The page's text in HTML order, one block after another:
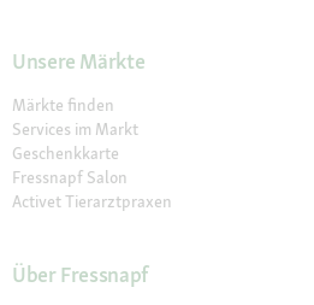
Unsere Märkte
Märkte finden
Services im Markt
Geschenkkarte
Fressnapf Salon
Activet Tierarztpraxen
Über Fressnapf